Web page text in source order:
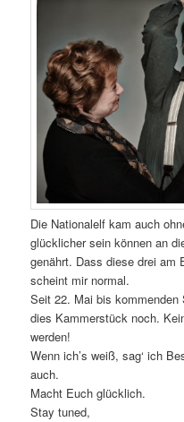
Die Nationalelf kam auch
glücklicher sein können an
genährt. Dass diese drei am
scheint mir normal.
Seit 22. Mai bis
dies Kammerstück noch.
werden!
Wenn ich’s weiß, sag‘ ich
auch.
Macht Euch glücklich.
Stay tuned,